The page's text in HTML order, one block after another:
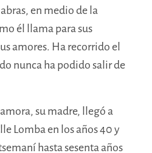
en medio de la
él llama para sus
amores. Ha recorrido el
nunca ha podido salir de
su madre, llegó a
Lomba en los años 40 y
hasta sesenta años